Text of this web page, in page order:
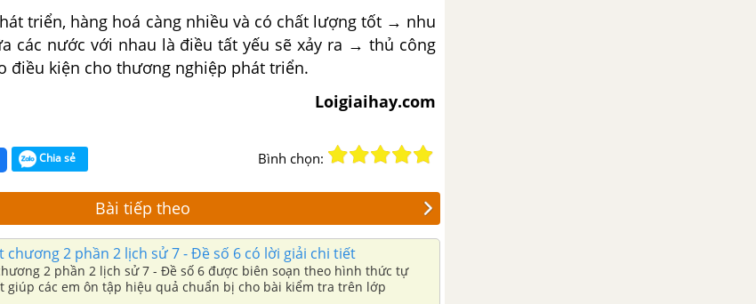
triển, hàng hoá càng nhiều và có chất lượng tốt → nhu
các nước với nhau là điều tất yếu sẽ xảy ra → thủ công
điều kiện cho thương nghiệp phát triển.
Loigiaihay.com
Chia sẻ Bình chọn:
Bài tiếp theo
2 phần 2 lịch sử 7 - Đề số 6 có lời giải chi tiết
2 phần 2 lịch sử 7 - Đề số 6 được biên soạn theo hình thức tự
giúp các em ôn tập hiệu quả chuẩn bị cho bài kiểm tra trên lớp